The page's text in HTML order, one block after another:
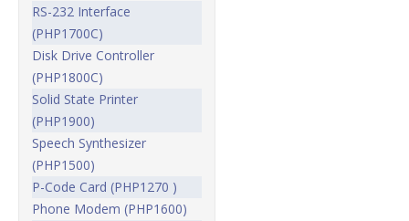
RS-232 Interface
(PHP1700C)
Disk Drive Controller
(PHP1800C)
Solid State Printer
(PHP1900)
Speech Synthesizer
(PHP1500)
P-Code Card (PHP1270 )
Phone Modem (PHP1600)